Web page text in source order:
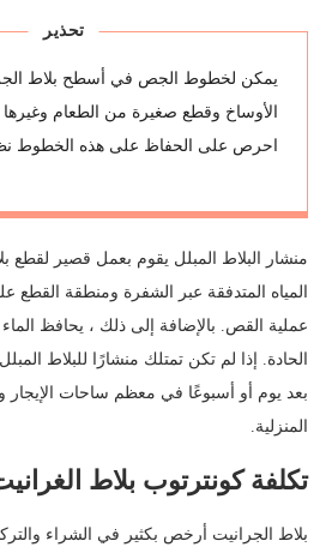
تحذير
يمكن لخطوط الجص في أسطح بلاط
الأوساخ وقطع صغيرة من الطعام وغيرها
احرص على الحفاظ على هذه الخطوط
منشار البلاط المبلل يقوم بعمل قصير لقطع
المياه المتدفقة عبر الشفرة ومنطقة القطع
عملية القص. بالإضافة إلى ذلك ، يحافظ الماء
الحادة. إذا لم تكن تمتلك منشارًا للبلاط
بعد يوم أو أسبوعًا في معظم ساحات الإيجار
المنزلية.
تكلفة كونترتوب بلاط
بلاط الجرانيت أرخص بكثير في الشراء